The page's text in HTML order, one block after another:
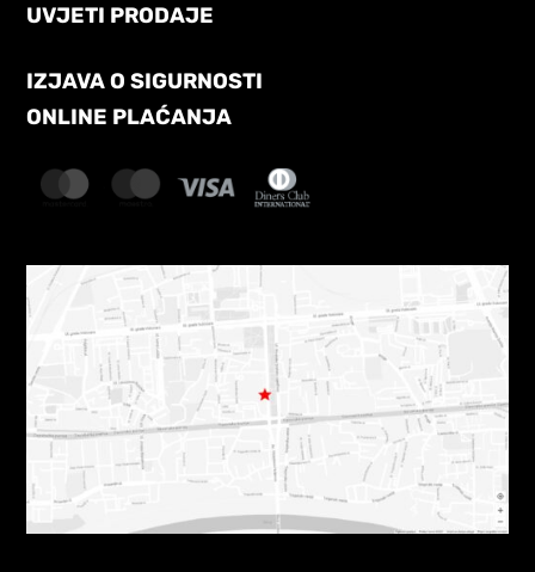
UVJETI PRODAJE
IZJAVA O SIGURNOSTI
ONLINE PLAĆANJA